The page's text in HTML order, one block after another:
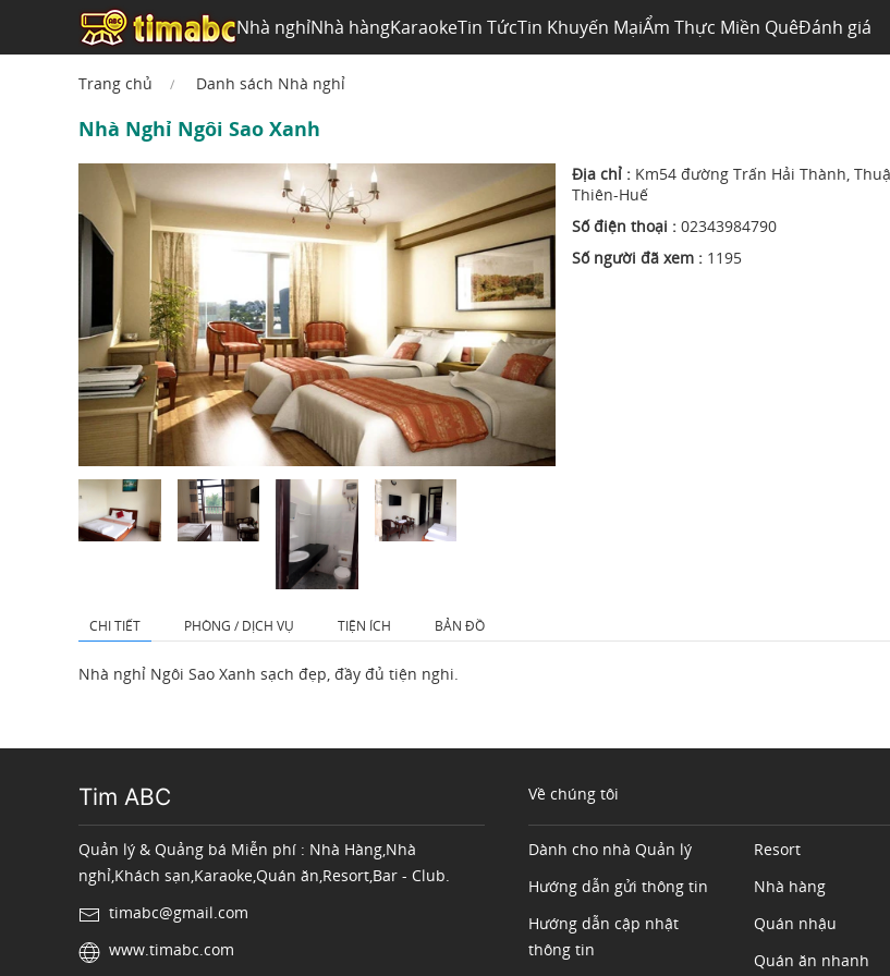
Nhà nghỉNhà hàngKaraokeTin TứcTin Khuyến MạiẨm Thực Miền QuêĐánh giá
Trang chủ Danh sách Nhà nghỉ
Nhà Nghỉ Ngôi Sao Xanh
Địa chỉ : Km54 đường Trấn Hải Thành,
Thiên-Huế
Số điện thoại : 02343984790
Số người đã xem : 1195
CHI TIẾT PHÒNG / DỊCH VỤ TIỆN ÍCH BẢN ĐỒ
Nhà nghỉ Ngôi Sao Xanh sạch đẹp, đầy đủ tiện nghi.
Tim ABC
Quản lý & Quảng bá Miễn phí : Nhà Hàng,Nhà
nghỉ,Khách sạn,Karaoke,Quán ăn,Resort,Bar - Club.
timabc@gmail.com
www.timabc.com
Về chúng tôi
Dành cho nhà Quản lý
Hướng dẫn gửi thông tin
Hướng dẫn cập nhật
thông tin
Resort
Nhà hàng
Quán nhậu
Quán ăn nhanh